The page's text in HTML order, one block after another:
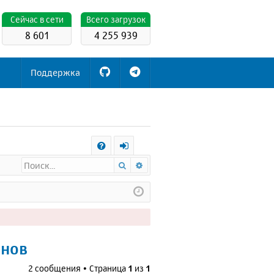
Всего загрузок
4 255 939
Cейчас в сети
8 601
Поддержка
Q
х
о
д
Поиск
2 сообщения • Страница 1 из 1